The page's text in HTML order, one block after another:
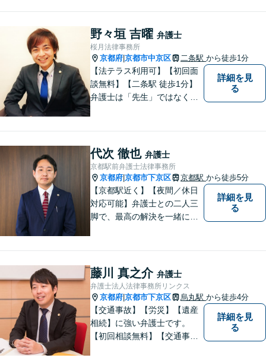
目指します。
野々垣 吉曜 弁護士
桜月法律事務所
京都府 京都市中京区 二条駅 から徒歩1分
【法テラス利用可】【初回面
談無料】【二条駅 徒歩1分】
弁護士は「先生」ではなく、
居が高いと思っていらっしゃ
る方こそ、是非一度ご相談く
ださい。
詳細を見
る
代次 徹也 弁護士
京都駅前弁護士法律事務所
京都府 京都市下京区 京都駅 から徒歩5分
【京都駅近く】【夜間／休日
対応可能】弁護士との二人三
脚で、最高の解決を一緒に目
可能です。【地域に根ざした
弁護士】まずは当事務所の無
料法律相談をご体験くださ
い。
詳細を見
る
藤川 真之介 弁護士
弁護士法人法律事務所リンクス
京都府 京都市下京区 烏丸駅 から徒歩4分
【交通事故】【労災】【遺産
相続】に強い弁護士です。
【初回相談無料】【交通事故
詳細を見
る